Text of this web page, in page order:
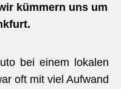
kümmern uns um
bei einem lokalen
oft mit viel Aufwand